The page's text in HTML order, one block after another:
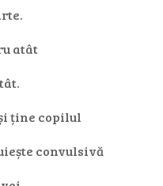
atât
ține copilul
convulsivă